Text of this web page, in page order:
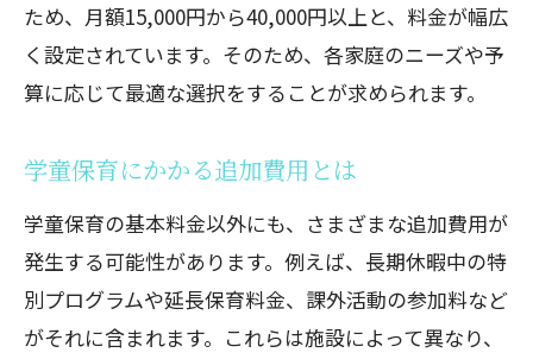
ため、月額15,000円から40,000円以上と、料金が幅広
く設定されています。そのため、各家庭のニーズや予
算に応じて最適な選択をすることが求められます。
学童保育にかかる追加費用とは
学童保育の基本料金以外にも、さまざまな追加費用が
発生する可能性があります。例えば、長期休暇中の特
別プログラムや延長保育料金、課外活動の参加料など
がそれに含まれます。これらは施設によって異なり、